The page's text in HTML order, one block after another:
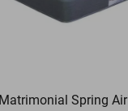
Spring Air